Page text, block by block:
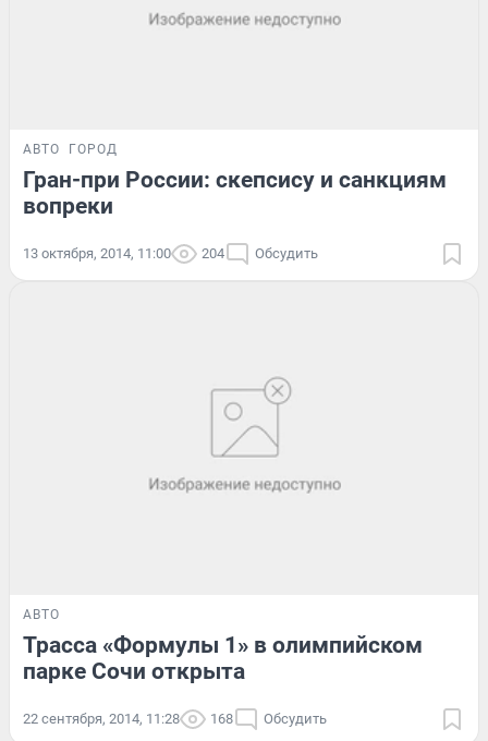
АВТО ГОРОД
Гран-при России: скепсису и санкциям
вопреки
13 октября, 2014, 11:00 204 Обсудить
АВТО
Трасса «Формулы 1» в олимпийском
парке Сочи открыта
22 сентября, 2014, 11:28 168 Обсудить